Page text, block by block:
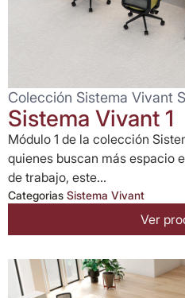
Colección Sistema Vivant
Sistema Vivant 1
Módulo 1 de la colección
quienes buscan más espacio
de trabajo, este...
Categorias Sistema Vivant
Ver